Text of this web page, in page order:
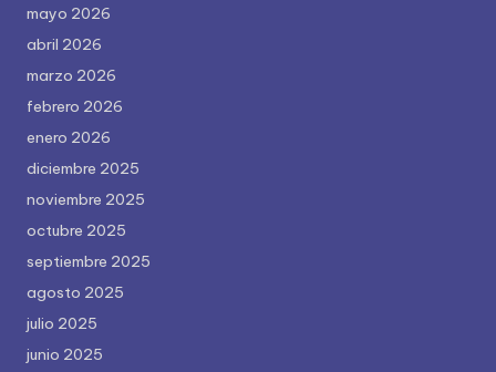
mayo 2026
abril 2026
marzo 2026
febrero 2026
enero 2026
diciembre 2025
noviembre 2025
octubre 2025
septiembre 2025
agosto 2025
julio 2025
junio 2025